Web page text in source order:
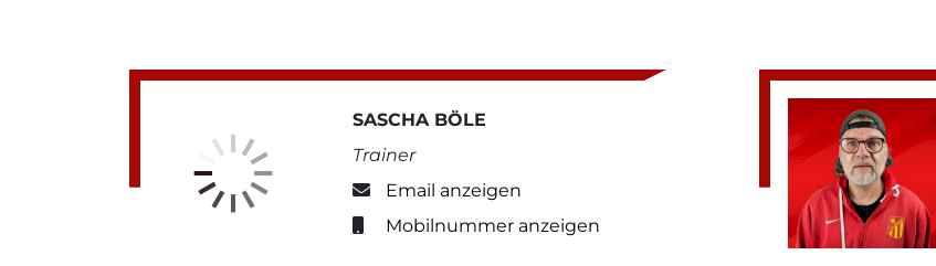
SASCHA BÖLE
Trainer
Email anzeigen
Mobilnummer anzeigen